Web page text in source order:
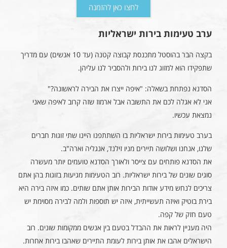
לחצו כאן להזמנה
ערב טעימות בירות ישראליות
בקצה הבר בהוסטל מתכנסת קבוצה קטנה (עד 10 אנשים) עם מדריך
שתפקידו הוא למזוג לנו בירות ולהסביר לנו עליהן.
הסדנא נפתחת בשאלה: "איפה ייצרו את הבירה לראשונה?"
אני לא אגלה לכם את התשובה אבל ארמוז שזה קרוב לאיפה שאני
נמצאת עכשיו.
בערב טעימות בירות ישראליות בו השתתפנו היינו שתי זוגות חברים
שלנו, אנחנו ושלושה תיירים מניו זילנד, אנגליה וארה"ב.
את הסדנא פותחים עם צייסר ולאורך הסדנא טועמים יותר מעשרה
סוגים שונים של בירות ישראליות. רוב הטעימות מגיעות בזוגות בהן אתם
צריכים לנחש מידע אודות הבירות אותן אתם שותים. כמו איזה בירה היא
בירת בוטיק ואיזה תעשייתית, איזה יש תוספות ולמה לבירה מסוימת יש
טעם חזק של קפה.
היה מעניין לראות את ההבדל בטעם בין אנשים ממקומות שונים. רוב
הישראלים אהבו את אותן בירות לעומת התיירים שאהבו בירות אחרות.